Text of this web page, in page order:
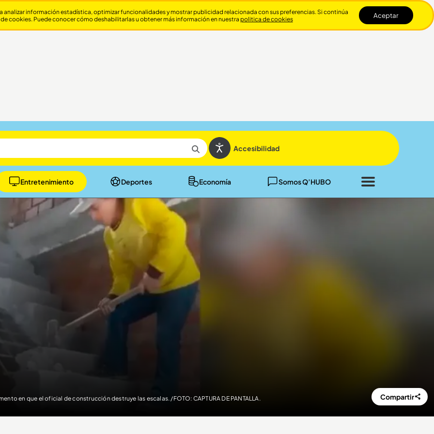
Accesibilidad
Entretenimiento Deportes Economía Somos Q’HUBO
Cerrar
en que el oficial de construcción destruye las escalas. /FOTO: CAPTURA DE PANTALLA. Compartir
información estadística, optimizar funcionalidades y mostrar publicidad relacionada con sus preferencias. Si continúa
cookies. Puede conocer cómo deshabilitarlas u obtener más información en nuestra politica de cookies Aceptar